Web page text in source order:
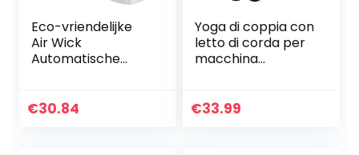
Eco-vriendelijke
Air Wick
Automatische
Luchtverfrisser
€30.84
Yoga di coppia con
letto di corda per
macchina
romantica per
€33.99